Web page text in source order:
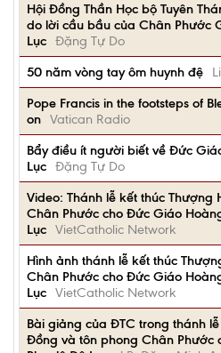
Hội Đồng Thần Học bộ Tuyên
do lời cầu bầu của Chân Phước
Lục Đặng Tự Do
50 năm vòng tay ôm huynh đệ
Pope Francis in the footsteps of
on Vatican Radio
Bẩy điều ít người biết về Đức
Lục Đặng Tự Do
Video: Thánh lễ kết thúc Thượng
Chân Phước cho Đức Giáo
Lục VietCatholic Network
Hình ảnh thánh lễ kết thúc
Chân Phước cho Đức Giáo
Lục VietCatholic Network
Bài giảng của ĐTC trong thánh
Đồng và tôn phong Chân Phước